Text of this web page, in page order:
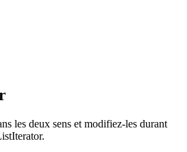
les deux sens et modifiez-les durant